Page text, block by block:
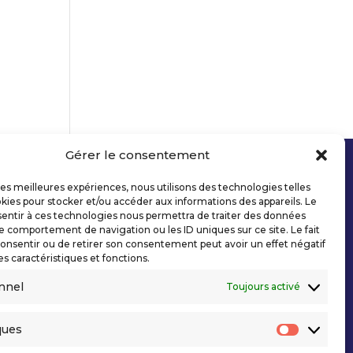
Gérer le consentement
meilleures expériences, nous utilisons des technologies telles
pour stocker et/ou accéder aux informations des appareils. Le
à ces technologies nous permettra de traiter des données
comportement de navigation ou les ID uniques sur ce site. Le fait
ou de retirer son consentement peut avoir un effet négatif
caractéristiques et fonctions.
Toujours activé